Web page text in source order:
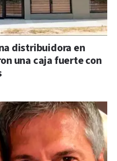
distribuidora en
una caja fuerte con